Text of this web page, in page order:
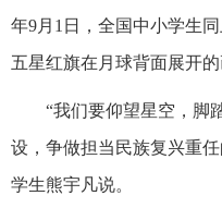
年9月1日，全国中小学生
五星红旗在月球背面展开的
“我们要仰望星空，脚
设，争做担当民族复兴重
学生熊宇凡说。